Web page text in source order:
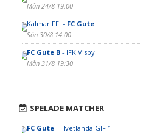
Mån 24/8 19:00
Kalmar FF - FC Gute
Sön 30/8 14:00
FC Gute B- IFK Visby
Mån 31/8 19:30
SPELADE MATCHER
FC Gute- Hvetlanda GIF 1